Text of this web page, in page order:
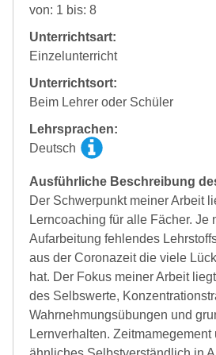
von: 1 bis: 8
Unterrichtsart:
Einzelunterricht
Unterrichtsort:
Beim Lehrer oder Schüler
Lehrsprachen:
Deutsch
Ausführliche Beschreibung
Der Schwerpunkt meiner Arbeit
Lerncoaching für alle Fächer. Je
Aufarbeitung fehlendes
aus der Coronazeit die viele
hat. Der Fokus meiner Arbeit
des Selbswerte,
Wahrnehmungsübungen und
Lernverhalten. Zeitmamegement